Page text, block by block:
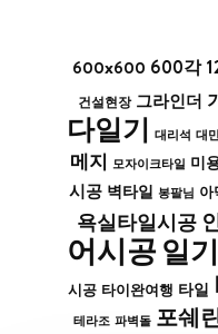
600x600 600각
건설현장 그라인더
다일기 대리석 대
메지 모자이크타일 미
시공 벽타일 봉팔님 아
욕실타일시공
어시공 일기
시공 타이완여행 타일
테라조 파벽돌 포쉐